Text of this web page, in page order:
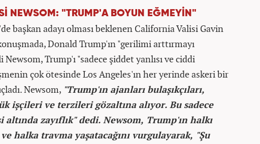
NEWSOM: "TRUMP'A BOYUN EĞMEYİN"
başkan adayı olması beklenen California Valisi Gavin
Donald Trump'ın "gerilimi arttırmayı
Trump'ı "sadece şiddet yanlısı ve ciddi
çok ötesinde Los Angeles'ın her yerinde askeri bir
Newsom, "Trump'ın ajanları bulaşıkçıları,
işçileri ve terzileri gözaltına alıyor. Bu sadece
altında zayıflık" dedi. Newsom, Trump'ın halkı
halka travma yaşatacağını vurgulayarak, "Şu